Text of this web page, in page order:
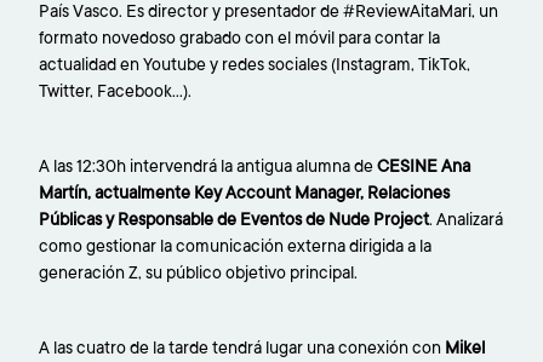
País Vasco. Es director y presentador de #ReviewAitaMari, un
formato novedoso grabado con el móvil para contar la
actualidad en Youtube y redes sociales (Instagram, TikTok,
Twitter, Facebook...).
A las 12:30h intervendrá la antigua alumna deCESINE Ana
Martín, actualmente Key Account Manager, Relaciones
Públicas y Responsable de Eventos de Nude Project. Analizará
como gestionar la comunicación externa dirigida a la
generación Z, su público objetivo principal.
A las cuatro de la tarde tendrá lugar una conexión con Mikel